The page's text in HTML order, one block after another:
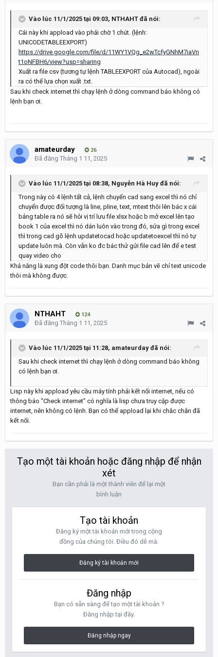
Vào lúc 11/1/2025 tại 09:03, NTHAHT đã nói:
Cái này khi appload vào phải chờ 1 chút. (lệnh:
UNICODETABLEEXPORT)
https://drive.google.com/file/d/11WY1VQg_e2wTcfyGNhM7iaVn
t1oNFBH6/view?usp=sharing
Xuất ra file csv (tương tự lệnh TABLEEXPORT của Autocad), ngoài
ra có thể lựa chọn xuất .txt.
Sau khi check internet thì chạy lệnh ở dòng command báo không có
lệnh bạn ơi.
amateurday 26
Đã đăng Tháng 1 11, 2025
Vào lúc 11/1/2025 tại 08:38, Nguyễn Hà Huy đã nói:
Trong này có 4 lệnh tất cả, lệnh chuyển cad sang excel thì nó chỉ
chuyển được đối tượng là line, pline, text, mtext thôi lên bác x cái
bảng table ra nó sẽ hỏi vị trí lưu file xlsx hoặc b mở excel lên tạo
book 1 của excel thì nó dán luôn vào trong đó, sửa gì trong excel
thì trong cad gõ lệnh updatetocad hoặc updatetoexcel thì nó tự
update luôn mà. Còn vẫn ko đc bác thử gửi file cad lên để e test
quay video cho
Khả năng là xung đột code thôi bạn. Danh mục bản vẽ chỉ text unicode
thôi mà không được.
NTHAHT 124
Đã đăng Tháng 1 11, 2025
Vào lúc 11/1/2025 tại 11:28, amateurday đã nói:
Sau khi check internet thì chạy lệnh ở dòng command báo không
có lệnh bạn ơi.
Lisp này khi appload yêu cầu máy tính phải kết nối internet, nếu có
thông báo "Check internet" có nghĩa là lisp chưa truy cập được
internet, nên không có lệnh. Bạn có thể appload lại khi chắc chắn đã
kết nối.
Tạo một tài khoản hoặc đăng nhập để nhận
xét
Bạn cần phải là một thành viên để lại một
bình luận
Tạo tài khoản
Đăng ký một tài khoản mới trong cộng
đồng của chúng tôi. Điều đó dễ mà.
Đăng ký tài khoản mới
Đăng nhập
Bạn có sẵn sàng để tạo một tài khoản ?
Đăng nhập tại đây.
Đăng nhập ngay